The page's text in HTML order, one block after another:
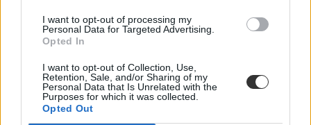
I want to opt-out of processing my
Personal Data for Targeted Advertising.
Opted In
I want to opt-out of Collection, Use,
Retention, Sale, and/or Sharing of my
Personal Data that Is Unrelated with the
Purposes for which it was collected.
Opted Out